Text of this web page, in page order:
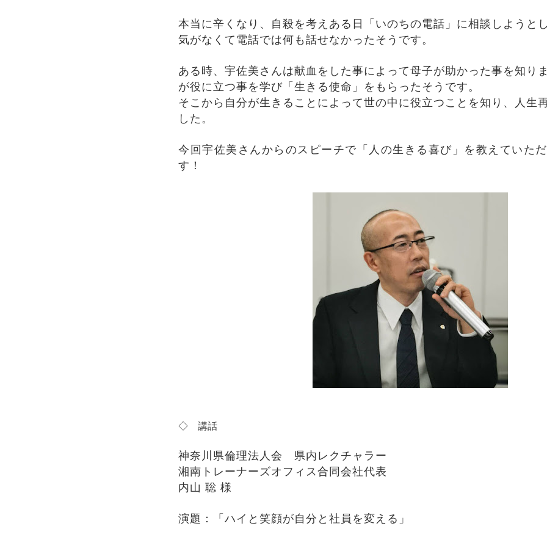
本当に辛くなり、自殺を考えある日「いのちの電話」に相談しようと
気がなくて電話では何も話せなかったそうです。
ある時、宇佐美さんは献血をした事によって母子が助かった事を知り
が役に立つ事を学び「生きる使命」をもらったそうです。
そこから自分が生きることによって世の中に役立つことを知り、人生
した。
今回宇佐美さんからのスピーチで「人の生きる喜び」を教えていた
す！
◇ 講話
神奈川県倫理法人会 県内レクチャラー
湘南トレーナーズオフィス合同会社代表
内山 聡 様
演題：「ハイと笑顔が自分と社員を変える」